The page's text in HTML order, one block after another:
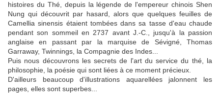
histoires du Thé, depuis la légende de l'empereur chinois Shen
Nung qui découvrit par hasard, alors que quelques feuilles de
Camellia sinensis étaient tombées dans sa tasse d'eau chaude
pendant son sommeil en 2737 avant J.-C., jusqu'à la passion
anglaise en passant par la marquise de Sévigné, Thomas
Garraway, Twinnings, la Compagnie des Indes...
Puis nous découvrons les secrets de l'art du service du thé, la
philosophie, la poésie qui sont liées à ce moment précieux.
D'ailleurs beaucoup d'illustrations aquarellées jalonnent les
pages, elles sont superbes...